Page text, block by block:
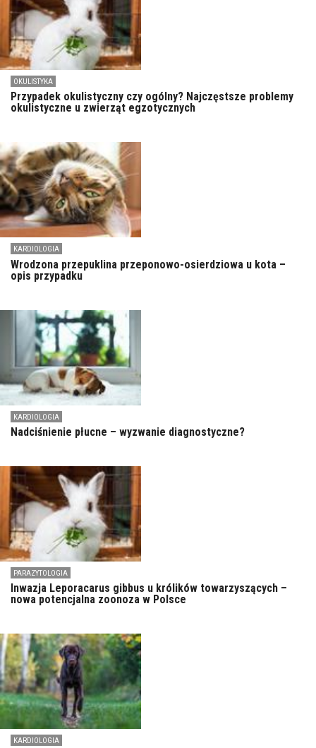
OKULISTYKA
Przypadek okulistyczny czy ogólny? Najczęstsze problemy
okulistyczne u zwierząt egzotycznych
KARDIOLOGIA
Wrodzona przepuklina przeponowo-osierdziowa u kota –
opis przypadku
KARDIOLOGIA
Nadciśnienie płucne – wyzwanie diagnostyczne?
PARAZYTOLOGIA
Inwazja Leporacarus gibbus u królików towarzyszących –
nowa potencjalna zoonoza w Polsce
KARDIOLOGIA